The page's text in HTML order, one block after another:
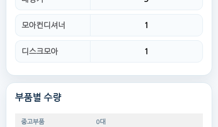
모아컨디셔너 1
디스크모아 1
부품별 수량
중고부품 0대